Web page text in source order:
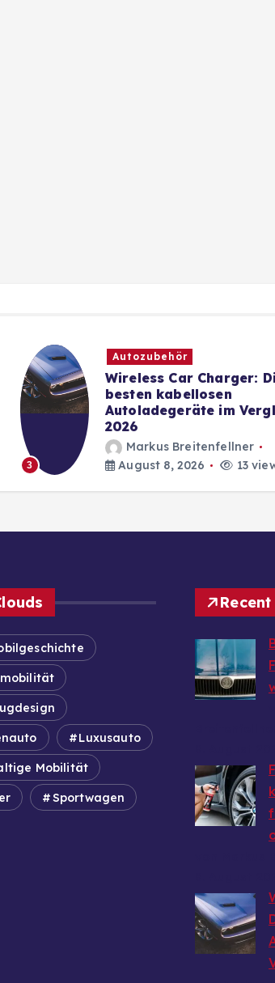
3
Autozubehör
Wireless Car Charger:
besten kabellosen
Autoladegeräte im
2026
Markus Breitenfellner
August 8, 2026
13
Luxusauto
Mobilität
Sportwagen